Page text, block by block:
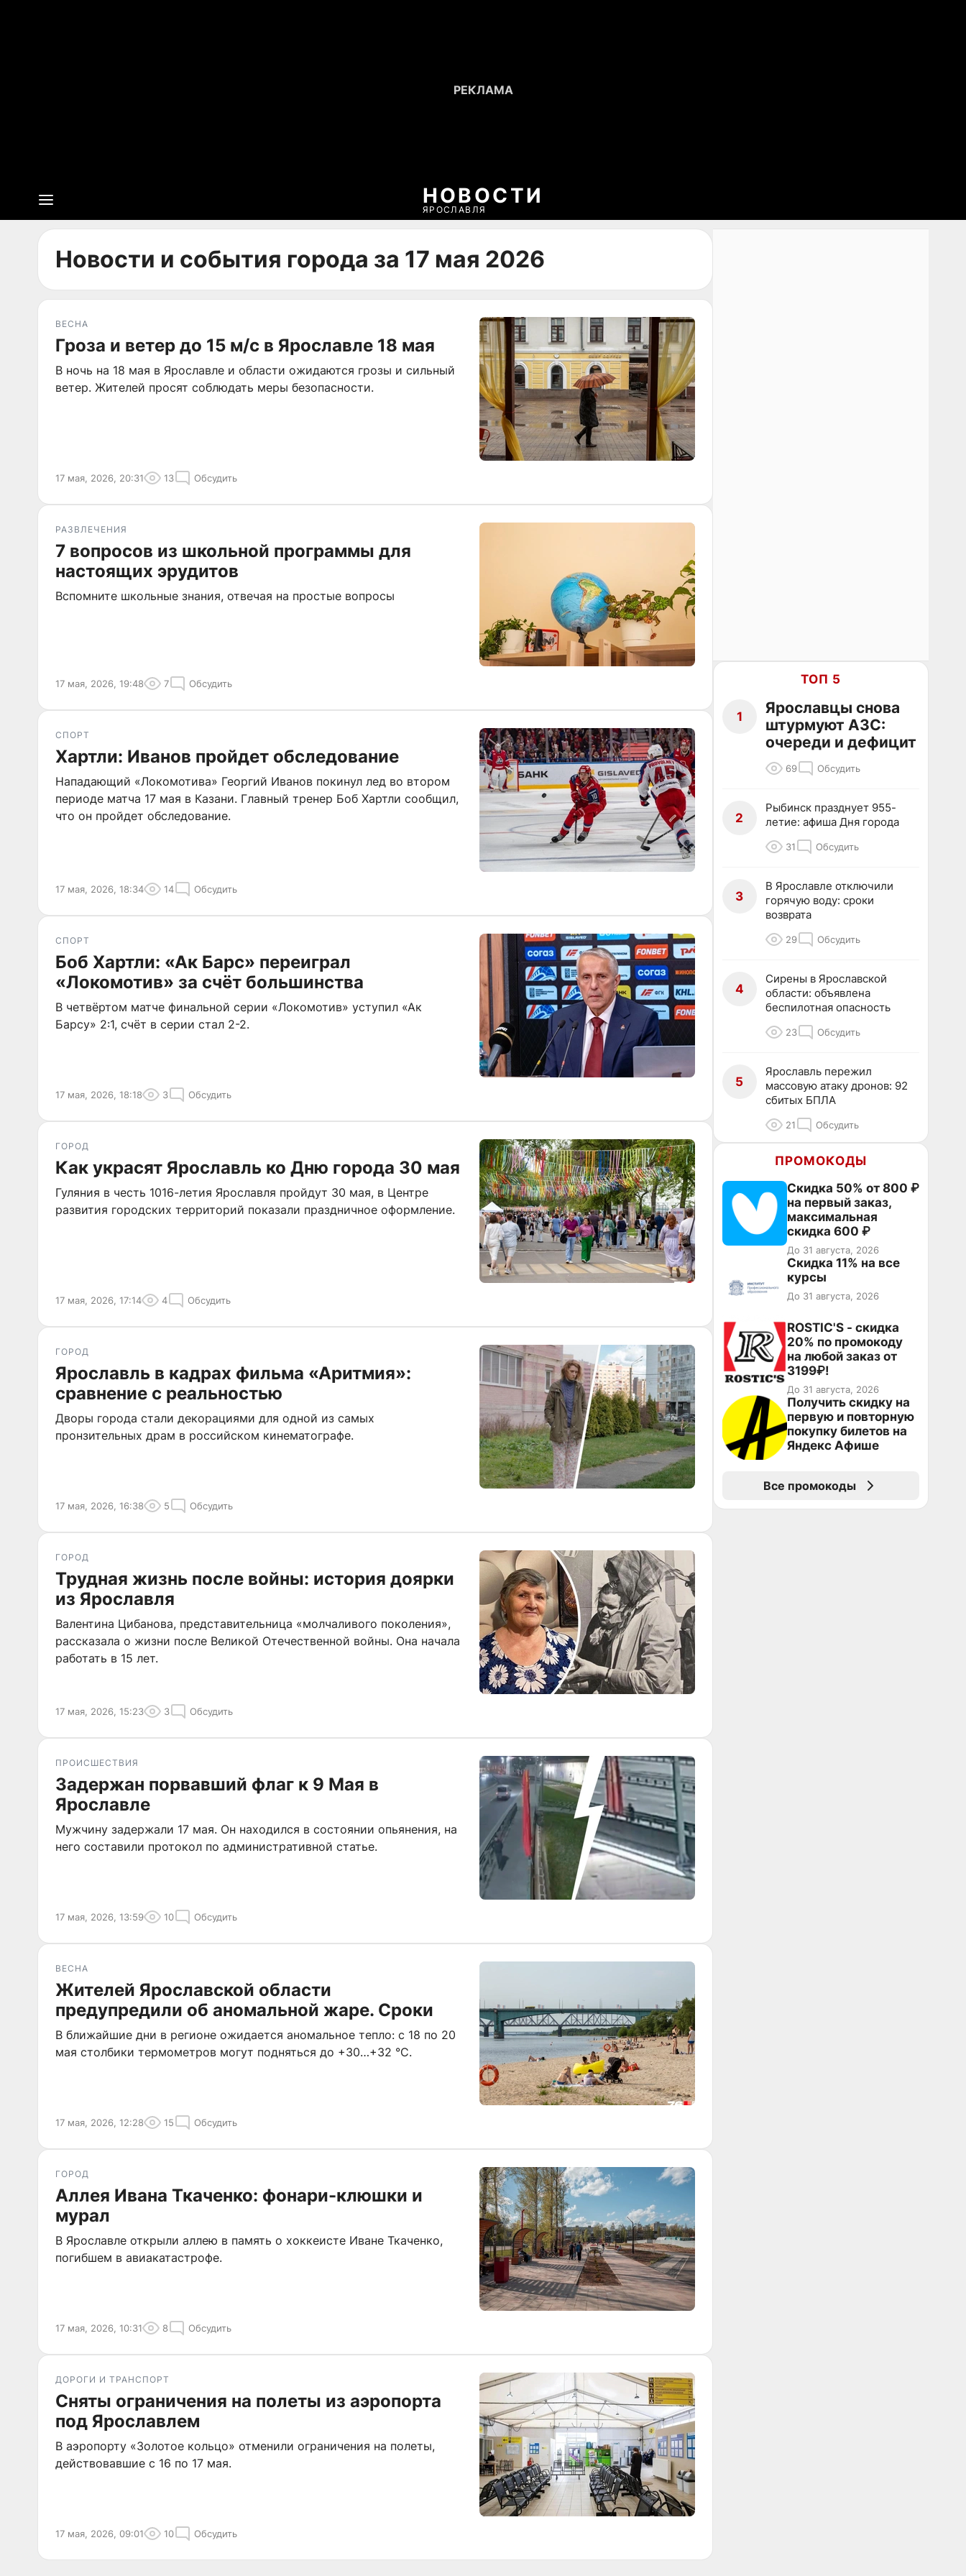
НОВОСТИ
ЯРОСЛАВЛЯ
Новости и события города за 17 мая 2026
ВЕСНА
Гроза и ветер до 15 м/с в Ярославле 18 мая
В ночь на 18 мая в Ярославле и области ожидаются грозы и сильный
ветер. Жителей просят соблюдать меры безопасности.
17 мая, 2026, 20:31 13 Обсудить
РАЗВЛЕЧЕНИЯ
7 вопросов из школьной программы для
настоящих эрудитов
Вспомните школьные знания, отвечая на простые вопросы
17 мая, 2026, 19:48 7 Обсудить
СПОРТ
Хартли: Иванов пройдет обследование
Нападающий «Локомотива» Георгий Иванов покинул лед во втором
периоде матча 17 мая в Казани. Главный тренер Боб Хартли сообщил,
что он пройдет обследование.
17 мая, 2026, 18:34 14 Обсудить
СПОРТ
Боб Хартли: «Ак Барс» переиграл
«Локомотив» за счёт большинства
В четвёртом матче финальной серии «Локомотив» уступил «Ак
Барсу» 2:1, счёт в серии стал 2-2.
17 мая, 2026, 18:18 3 Обсудить
ГОРОД
Как украсят Ярославль ко Дню города 30 мая
Гуляния в честь 1016-летия Ярославля пройдут 30 мая, в Центре
развития городских территорий показали праздничное оформление.
17 мая, 2026, 17:14 4 Обсудить
ГОРОД
Ярославль в кадрах фильма «Аритмия»:
сравнение с реальностью
Дворы города стали декорациями для одной из самых
пронзительных драм в российском кинематографе.
17 мая, 2026, 16:38 5 Обсудить
ГОРОД
Трудная жизнь после войны: история доярки
из Ярославля
Валентина Цибанова, представительница «молчаливого поколения»,
рассказала о жизни после Великой Отечественной войны. Она начала
работать в 15 лет.
17 мая, 2026, 15:23 3 Обсудить
ПРОИСШЕСТВИЯ
Задержан порвавший флаг к 9 Мая в
Ярославле
Мужчину задержали 17 мая. Он находился в состоянии опьянения, на
него составили протокол по административной статье.
17 мая, 2026, 13:59 10 Обсудить
ВЕСНА
Жителей Ярославской области
предупредили об аномальной жаре. Сроки
В ближайшие дни в регионе ожидается аномальное тепло: с 18 по 20
мая столбики термометров могут подняться до +30…+32 °C.
17 мая, 2026, 12:28 15 Обсудить
ГОРОД
Аллея Ивана Ткаченко: фонари-клюшки и
мурал
В Ярославле открыли аллею в память о хоккеисте Иване Ткаченко,
погибшем в авиакатастрофе.
17 мая, 2026, 10:31 8 Обсудить
ДОРОГИ И ТРАНСПОРТ
Сняты ограничения на полеты из аэропорта
под Ярославлем
В аэропорту «Золотое кольцо» отменили ограничения на полеты,
действовавшие с 16 по 17 мая.
17 мая, 2026, 09:01 10 Обсудить
ТОП 5
1
Ярославцы снова
штурмуют АЗС:
очереди и дефицит
69 Обсудить
2
Рыбинск празднует 955-
летие: афиша Дня города
31 Обсудить
3
В Ярославле отключили
горячую воду: сроки
возврата
29 Обсудить
4
Сирены в Ярославской
области: объявлена
беспилотная опасность
23 Обсудить
5
Ярославль пережил
массовую атаку дронов: 92
сбитых БПЛА
21 Обсудить
ПРОМОКОДЫ
Скидка 50% от 800 ₽
на первый заказ,
максимальная
скидка 600 ₽
До 31 августа, 2026
Скидка 11% на все
курсы
До 31 августа, 2026
ROSTIC'S - скидка
20% по промокоду
на любой заказ от
3199₽!
До 31 августа, 2026
Получить скидку на
первую и повторную
покупку билетов на
Яндекс Афише
Все промокоды